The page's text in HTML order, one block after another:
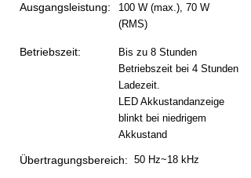
Ausgangsleistung:
100 W (max.), 70 W
(RMS)
Betriebszeit:
Bis zu 8 Stunden
Betriebszeit bei 4 Stunden
Ladezeit.
LED Akkustandanzeige
blinkt bei niedrigem
Akkustand
Übertragungsbereich: 50 Hz~18 kHz